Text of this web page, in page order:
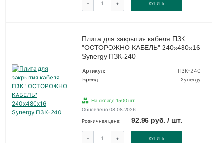
- + КУПИТЬ
Плита для закрытия кабеля ПЗК
"ОСТОРОЖНО КАБЕЛЬ" 240х480х16
Synergy ПЗК-240
Артикул:
ПЗК-240
Бренд:
Synergy
На складе 1500 шт.
Обновлено 08.08.2026
Розничная цена: 92.96 руб. / шт.
- + КУПИТЬ